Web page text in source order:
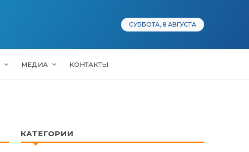
СУББОТА, 8 АВГУСТА
МЕДИА КОНТАКТЫ
КАТЕГОРИИ